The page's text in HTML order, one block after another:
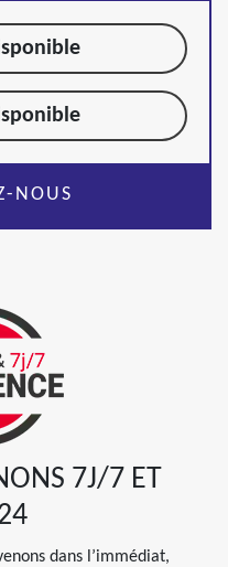
NOUS
7J/7 ET
dans l’immédiat,